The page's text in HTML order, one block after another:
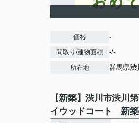
価格 -
間取り/建物面積 -/-
所在地 群馬県渋
【新築】渋川市渋
イウッドコート 新築